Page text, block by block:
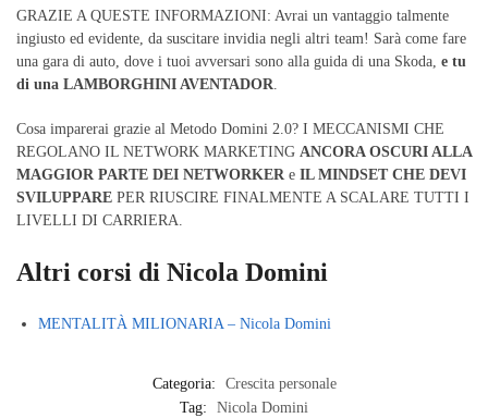
GRAZIE A QUESTE INFORMAZIONI: Avrai un vantaggio talmente
ingiusto ed evidente, da suscitare invidia negli altri team! Sarà come fare
una gara di auto, dove i tuoi avversari sono alla guida di una Skoda, e tu
di una LAMBORGHINI AVENTADOR
Cosa imparerai grazie al Metodo Domini 2.0? I MECCANISMI CHE
REGOLANO IL NETWORK MARKETING ANCORA OSCURI ALLA
MAGGIOR PARTE DEI NETWORKER e IL MINDSET CHE DEVI
SVILUPPARE PER RIUSCIRE FINALMENTE A SCALARE TUTTI I
LIVELLI DI CARRIERA.
Altri corsi di Nicola Domini
MENTALITÀ MILIONARIA – Nicola Domini
Categoria:
Crescita personale
Tag:
Nicola Domini